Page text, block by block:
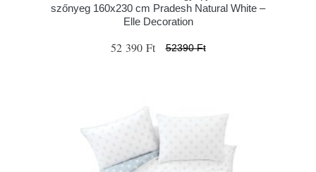
szőnyeg 160x230 cm Pradesh Natural White –
Elle Decoration
52 390 Ft 52390 Ft